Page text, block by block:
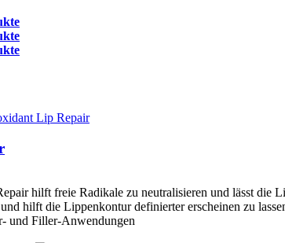
hilft freie Radikale zu neutralisieren und lässt die
hilft die Lippenkontur definierter erscheinen zu
und Filler-Anwendungen